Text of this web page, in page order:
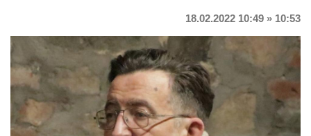
18.02.2022 10:49 » 10:53